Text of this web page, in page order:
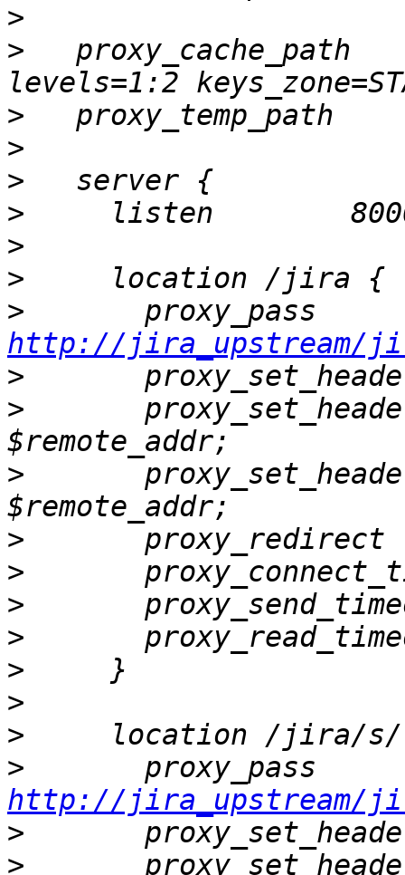
>
>
proxy_cache_path
>
>
>
>
>
>
>
http://jira_upstream/
>
>
>
>
>
>
>
>
>
>
>
http://jira_upstream/
>
>